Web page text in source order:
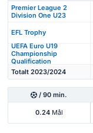
Premier League 2
Division One U23
EFL Trophy
UEFA Euro U19
Championship
Qualification
Totalt 2023/2024
/ 90 min.
0.24Mål